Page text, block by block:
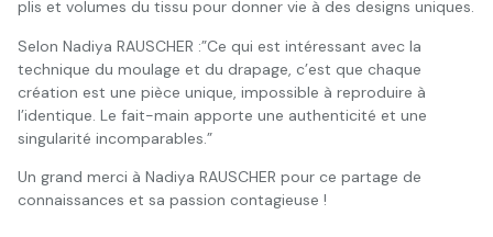
plis et volumes du tissu pour donner vie à des designs uniques.
Selon Nadiya RAUSCHER :”Ce qui est intéressant avec la
technique du moulage et du drapage, c’est que chaque
création est une pièce unique, impossible à reproduire à
l’identique. Le fait-main apporte une authenticité et une
singularité incomparables.”
Un grand merci à Nadiya RAUSCHER pour ce partage de
connaissances et sa passion contagieuse !